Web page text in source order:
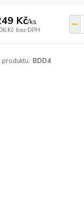
Kč/ks
Kč bez DPH
BDD4